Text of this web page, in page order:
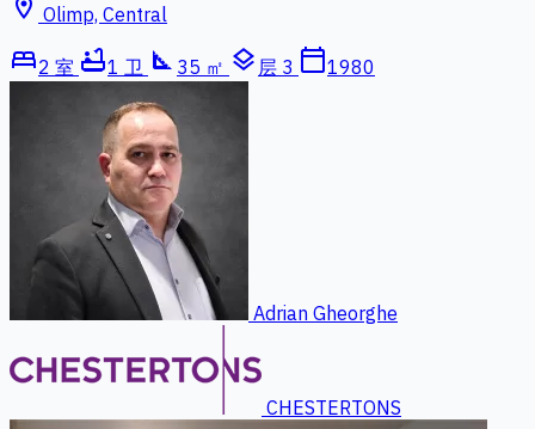
location_on Olimp, Central
bed2 室 bathtub1 卫 square_foot 35 ㎡ layers 层 3 calendar_today1980
Adrian Gheorghe
CHESTERTONS